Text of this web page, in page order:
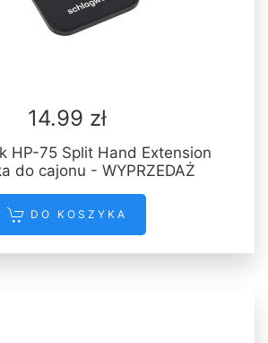
14.99 zł
HP-75 Split Hand Extension
do cajonu - WYPRZEDAŻ
DO KOSZYKA